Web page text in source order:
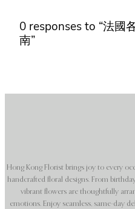
0 responses to “法國
南”
Hong Kong Florist brings joy to every
handcrafted floral designs. From
vibrant flowers are thoughtfully
emotions. Enjoy seamless, same-day